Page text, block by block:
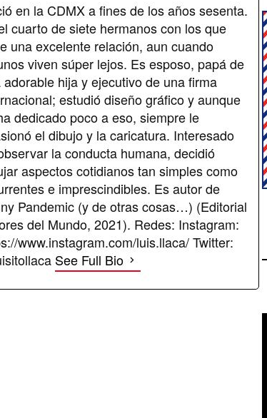
en la CDMX a fines de los años sesenta.
cuarto de siete hermanos con los que
una excelente relación, aun cuando
viven súper lejos. Es esposo, papá de
adorable hija y ejecutivo de una firma
estudió diseño gráfico y aunque
dedicado poco a eso, siempre le
el dibujo y la caricatura. Interesado
la conducta humana, decidió
aspectos cotidianos tan simples como
e imprescindibles. Es autor de
Pandemic (y de otras cosas…) (Editorial
del Mundo, 2021). Redes: Instagram:
www.instagram.com/luis.llaca/ Twitter:
See Full Bio